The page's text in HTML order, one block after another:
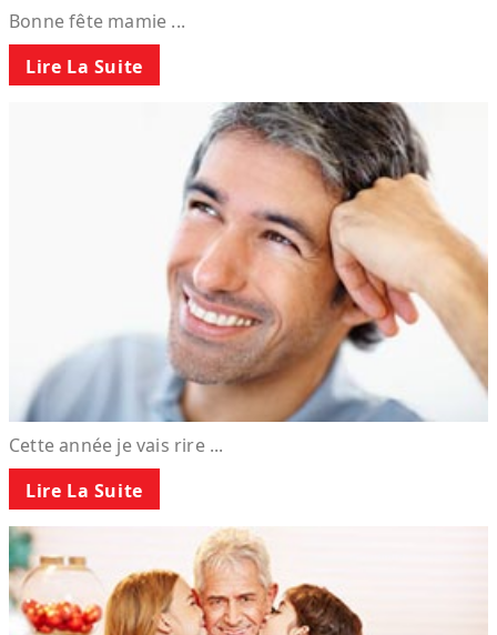
Bonne fête mamie ...
Lire La Suite
Cette année je vais rire ...
Lire La Suite